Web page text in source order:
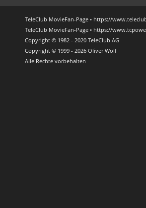
TeleClub MovieFan-Page • https://
TeleClub MovieFan-Page • https://
Copyright © 1982 - 2020 TeleClub AG
Copyright © 1999 - 2026 Oliver Wolf
Alle Rechte vorbehalten